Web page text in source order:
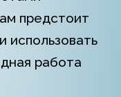
предстоит
использовать
работа